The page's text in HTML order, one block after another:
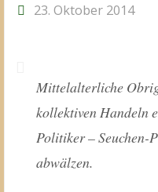
23. Oktober 2014
Mittelalterliche
kollektiven Handeln
Politiker – Seuchen-
abwälzen.